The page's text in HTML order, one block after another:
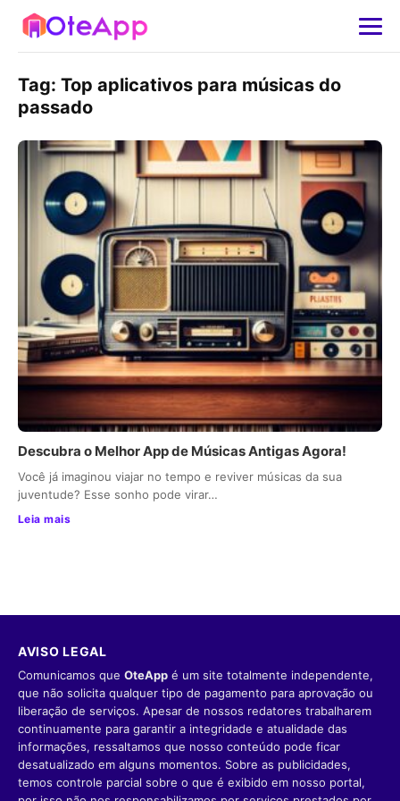
Tag: Top aplicativos para músicas do
passado
Descubra o Melhor App de Músicas Antigas Agora!
Você já imaginou viajar no tempo e reviver músicas da sua
juventude? Esse sonho pode virar…
Leia mais
AVISO LEGAL
Comunicamos que OteApp é um site totalmente independente,
que não solicita qualquer tipo de pagamento para aprovação ou
liberação de serviços. Apesar de nossos redatores trabalharem
continuamente para garantir a integridade e atualidade das
informações, ressaltamos que nosso conteúdo pode ficar
desatualizado em alguns momentos. Sobre as publicidades,
temos controle parcial sobre o que é exibido em nosso portal,